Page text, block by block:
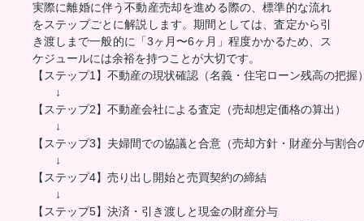
実際に離婚に伴う不動産売却を進める際の、標準的な流れ
をステップごとに解説します。期間としては、査定から引
き渡しまで一般的に「3ヶ月〜6ヶ月」程度かかるため、ス
ケジュールには余裕を持つことが大切です。
【ステップ1】不動産の現状確認（名義・住宅ローン残高の把握
↓
【ステップ2】不動産会社による査定（売却想定価格の算出）
↓
【ステップ3】夫婦間での協議と合意（売却方針・財産分与割合
↓
【ステップ4】売り出し開始と売買契約の締結
↓